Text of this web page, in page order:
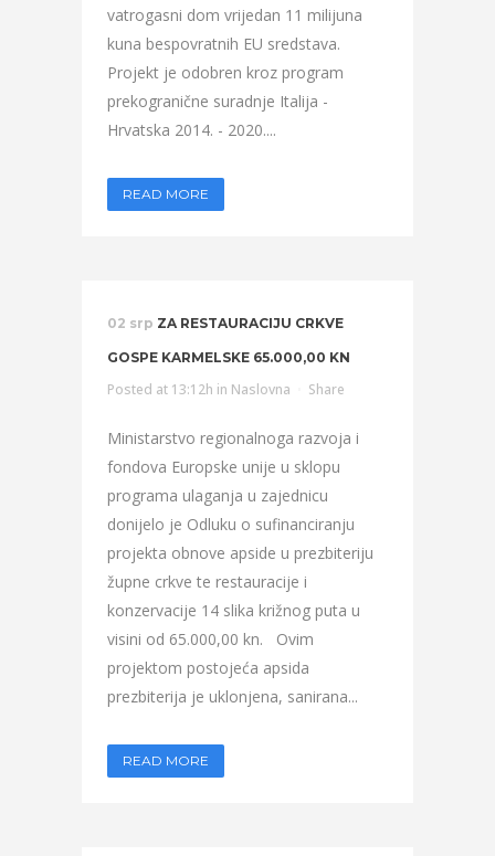
vatrogasni dom vrijedan 11 milijuna
kuna bespovratnih EU sredstava.
Projekt je odobren kroz program
prekogranične suradnje Italija -
Hrvatska 2014. - 2020....
READ MORE
02 srp ZA RESTAURACIJU CRKVE
GOSPE KARMELSKE 65.000,00 KN
Posted at 13:12h in Naslovna Share
Ministarstvo regionalnoga razvoja i
fondova Europske unije u sklopu
programa ulaganja u zajednicu
donijelo je Odluku o sufinanciranju
projekta obnove apside u prezbiteriju
župne crkve te restauracije i
konzervacije 14 slika križnog puta u
visini od 65.000,00 kn. Ovim
projektom postojeća apsida
prezbiterija je uklonjena, sanirana...
READ MORE